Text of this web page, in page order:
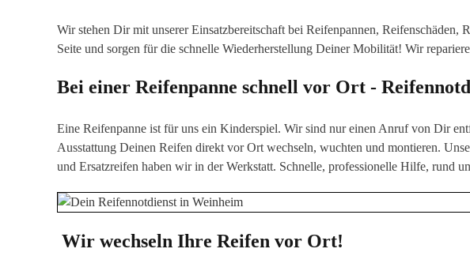
Wir stehen Dir mit unserer Einsatzbereitschaft bei Reifenpannen, Reifenschäden,
Seite und sorgen für die schnelle Wiederherstellung Deiner Mobilität! Wir
Bei einer Reifenpanne schnell vor Ort -
Eine Reifenpanne ist für uns ein Kinderspiel. Wir sind nur einen Anruf von Dir
Ausstattung Deinen Reifen direkt vor Ort wechseln, wuchten und montieren.
und Ersatzreifen haben wir in der Werkstatt. Schnelle, professionelle Hilfe, rund
Wir wechseln Ihre Reifen vor Ort!